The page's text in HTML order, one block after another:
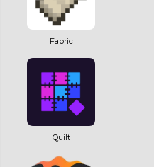
Fabric
Quilt